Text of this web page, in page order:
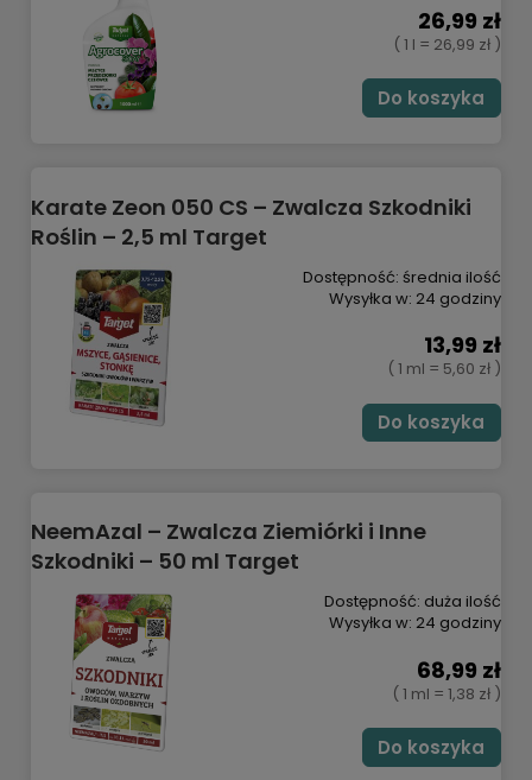
26,99 zł
( 1 l = 26,99 zł )
Do koszyka
Karate Zeon 050 CS – Zwalcza Szkodniki
Roślin – 2,5 ml Target
Dostępność: średnia ilość
Wysyłka w: 24 godziny
13,99 zł
( 1 ml = 5,60 zł )
Do koszyka
NeemAzal – Zwalcza Ziemiórki i Inne
Szkodniki – 50 ml Target
Dostępność: duża ilość
Wysyłka w: 24 godziny
68,99 zł
( 1 ml = 1,38 zł )
Do koszyka